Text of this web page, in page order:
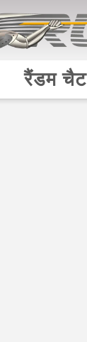
रैंडम चैट